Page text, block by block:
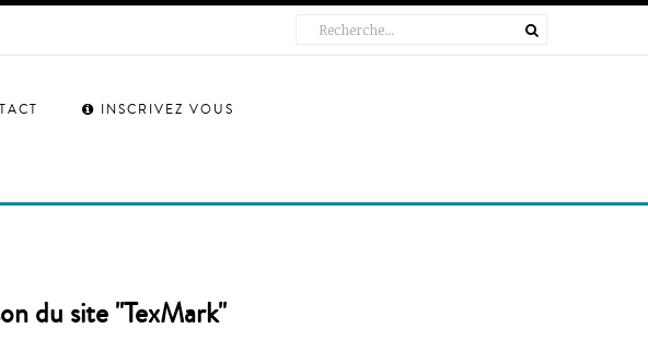
INSCRIVEZ VOUS
du site "TexMark"